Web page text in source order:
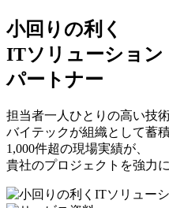
小回りの利く
ITソリューション
パートナー
担当者一人ひとりの高い技
バイテックが組織として蓄
1,000件超の現場実績が、
貴社のプロジェクトを強力